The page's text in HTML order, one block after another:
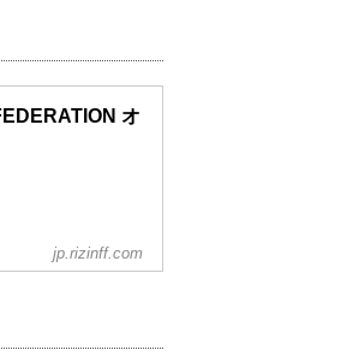
オ
jp.rizinff.com